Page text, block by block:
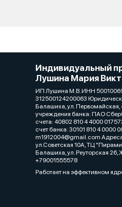
Индивидуальный
Лушина Мария
ИП Лушина М.В. ИНН
312500124200063
Балашиха, ул.
учреждения банка: ПАО
счета: 40802 810 4 4000
счет банка: 30101 810 4
m1912004@gmail.com
ул.Советская 10А, ТЦ
Балашиха, ул. Реуторская
+79001555578
Работает на эффективном